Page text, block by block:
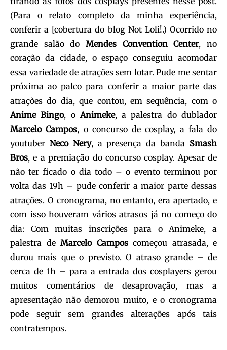
(Para o relato completo da minha experiência,
conferir a [cobertura do blog Not Loli!.) Ocorrido no
grande salão do Mendes Convention Center, no
coração da cidade, o espaço conseguiu acomodar
essa variedade de atrações sem lotar. Pude me sentar
próxima ao palco para conferir a maior parte das
atrações do dia, que contou, em sequência, com o
Anime Bingo, oAnimeke, a palestra do dublador
Marcelo Campos, o concurso de cosplay, a fala do
youtuber Neco Nery, a presença da banda Smash
Bros, e a premiação do concurso cosplay. Apesar de
não ter ficado o dia todo – o evento terminou por
volta das 19h – pude conferir a maior parte dessas
atrações. O cronograma, no entanto, era apertado, e
com isso houveram vários atrasos já no começo do
dia: Com muitas inscrições para o Animeke, a
palestra deMarcelo Camposcomeçou atrasada, e
durou mais que o previsto. O atraso grande – de
cerca de 1h – para a entrada dos cosplayers gerou
muitos comentários de desaprovação, mas a
apresentação não demorou muito, e o cronograma
pode seguir sem grandes alterações após tais
contratempos.